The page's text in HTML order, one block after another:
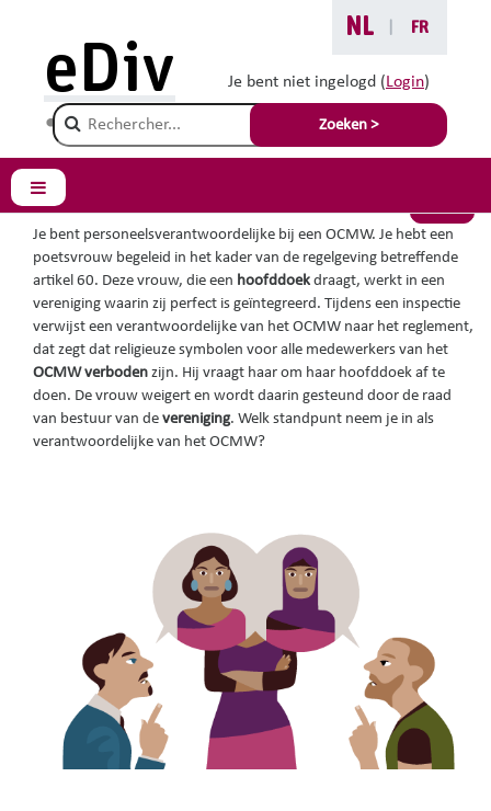
NL FR
Je bent niet ingelogd (Login)
Champ de recherche
Zoeken >
eDiv
Zijpaneel
Je bent hier :
Artikel 60-ers
Je bent personeelsverantwoordelijke bij een OCMW. Je hebt een
poetsvrouw begeleid in het kader van de regelgeving betreffende
artikel 60. Deze vrouw, die een hoofddoek draagt, werkt in een
vereniging waarin zij perfect is geïntegreerd. Tijdens een inspectie
verwijst een verantwoordelijke van het OCMW naar het reglement,
dat zegt dat religieuze symbolen voor alle medewerkers van het
OCMWverboden zijn. Hij vraagt haar om haar hoofddoek af te
doen. De vrouw weigert en wordt daarin gesteund door de raad
van bestuur van de vereniging. Welk standpunt neem je in als
verantwoordelijke van het OCMW?